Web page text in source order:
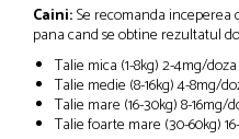
Caini:Se recomanda inceperea
pana cand se obtine rezultatul
Talie mica (1-8kg) 2-4mg/
Talie medie (8-16kg) 4-8mg/
Talie mare (16-30kg) 8-16mg/
Talie foarte mare (30-60kg)